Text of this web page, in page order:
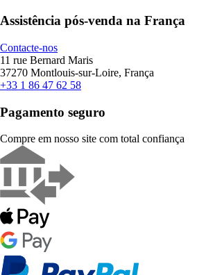
Assistência pós-venda na França
Contacte-nos
11 rue Bernard Maris
37270 Montlouis-sur-Loire, França
+33 1 86 47 62 58
Pagamento seguro
Compre em nosso site com total confiança